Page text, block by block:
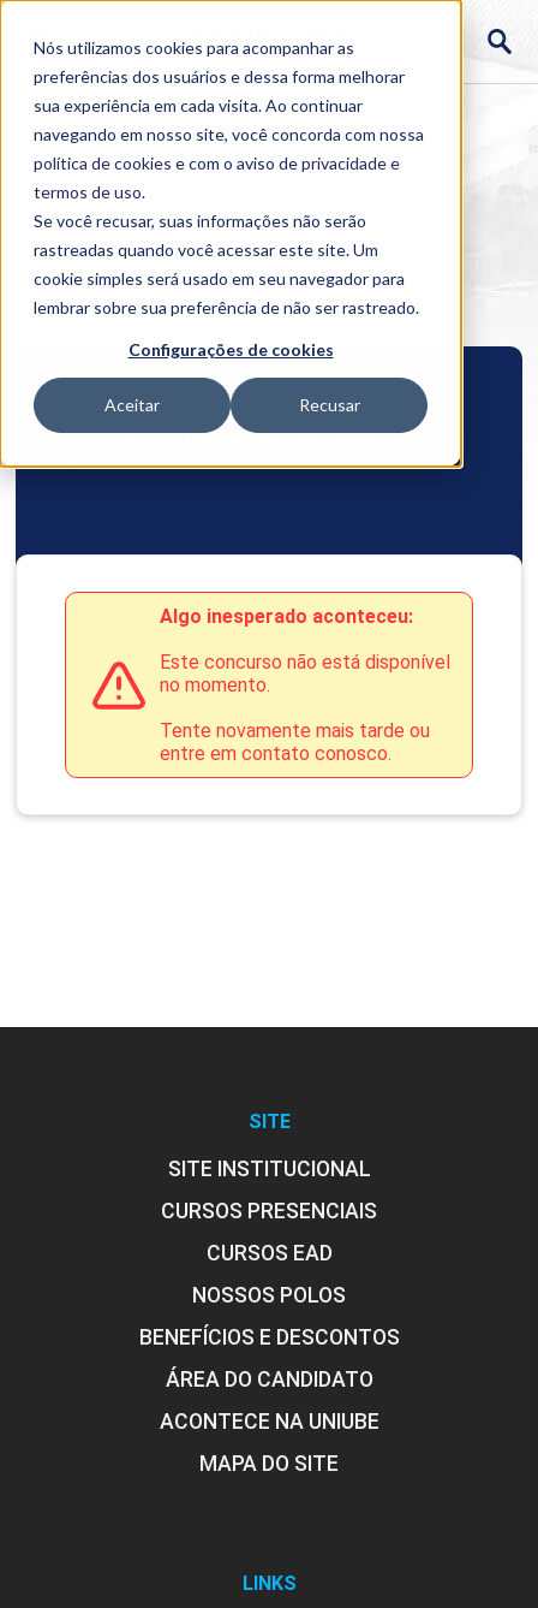
Nós utilizamos cookies para acompanhar as
preferências dos usuários e dessa forma melhorar
sua experiência em cada visita. Ao continuar
navegando em nosso site, você concorda com nossa
política de cookies e com o aviso deprivacidade e
termos de uso.
Se você recusar, suas informações não serão
rastreadas quando você acessar este site. Um
cookie simples será usado em seu navegador para
lembrar sobre sua preferência de não ser rastreado.
Configurações de cookies
Aceitar Recusar
Home > Cursos >Inscrições> Graduação
Processo Especial de Seleção
Algo inesperado aconteceu:
Este concurso não está disponível
no momento.
Tente novamente mais tarde ou
entre em contato conosco.
SITE
SITE INSTITUCIONAL
CURSOS PRESENCIAIS
CURSOS EAD
NOSSOS POLOS
BENEFÍCIOS E DESCONTOS
ÁREA DO CANDIDATO
ACONTECE NA UNIUBE
MAPA DO SITE
LINKS